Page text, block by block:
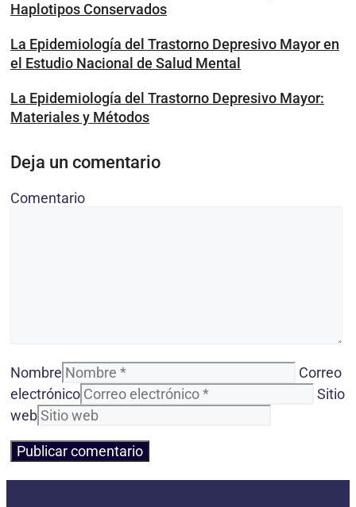
Haplotipos Conservados
La Epidemiología del Trastorno Depresivo Mayor en
el Estudio Nacional de Salud Mental
La Epidemiología del Trastorno Depresivo Mayor:
Materiales y Métodos
Deja un comentario
Comentario
Nombre
Correo
electrónico
Sitio
web